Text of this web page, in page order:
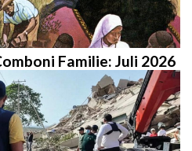
Familie: Juli 2026